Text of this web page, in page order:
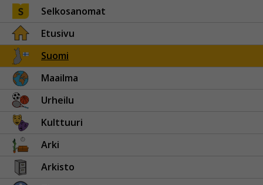
Selkosanomat
Etusivu
Suomi
Maailma
Urheilu
Kulttuuri
Arki
Arkisto